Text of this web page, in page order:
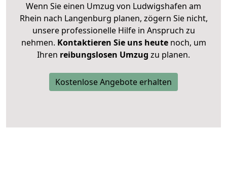
Wenn Sie einen Umzug von Ludwigshafen am
Rhein nach Langenburg planen, zögern Sie nicht,
unsere professionelle Hilfe in Anspruch zu
nehmen. Kontaktieren Sie uns heutenoch, um
Ihren reibungslosen Umzug zu planen.
Kostenlose Angebote erhalten